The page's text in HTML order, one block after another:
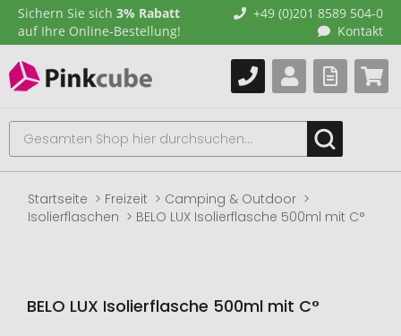
Sichern Sie sich 3% Rabatt
auf Ihre Online-Bestellung!
+49 (0)201 8589 504-0
Kontakt
Startseite Freizeit
Camping & Outdoor
Isolierflaschen
BELO LUX Isolierflasche 500ml mit C°
BELO LUX Isolierflasche 500ml mit C°